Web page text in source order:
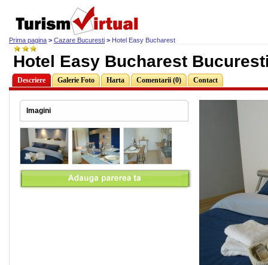
Prima pagina > Cazare Bucuresti > Hotel Easy Bucharest
Hotel Easy Bucharest
Descriere Galerie Foto Harta Comentarii (0) Contact
Imagini